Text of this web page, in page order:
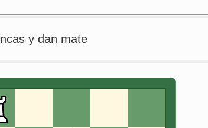
y dan mate